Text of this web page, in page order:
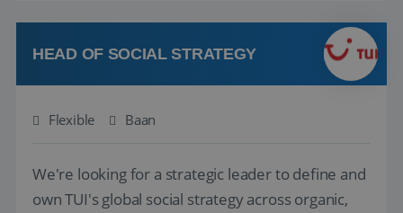
deze onderdelen zijn nu samen gevoegd...
HEAD OF SOCIAL STRATEGY
Flexible Baan
We're looking for a strategic leader to define and
own TUI's global social strategy across organic,